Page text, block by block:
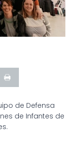
de Defensa
de Infantes de